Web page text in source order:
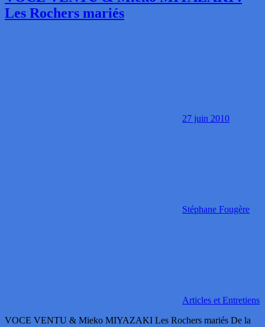
Les Rochers mariés
27 juin 2010
Stéphane Fougère
Articles et Entretiens
VOCE VENTU & Mieko MIYAZAKI Les Rochers mariés De la